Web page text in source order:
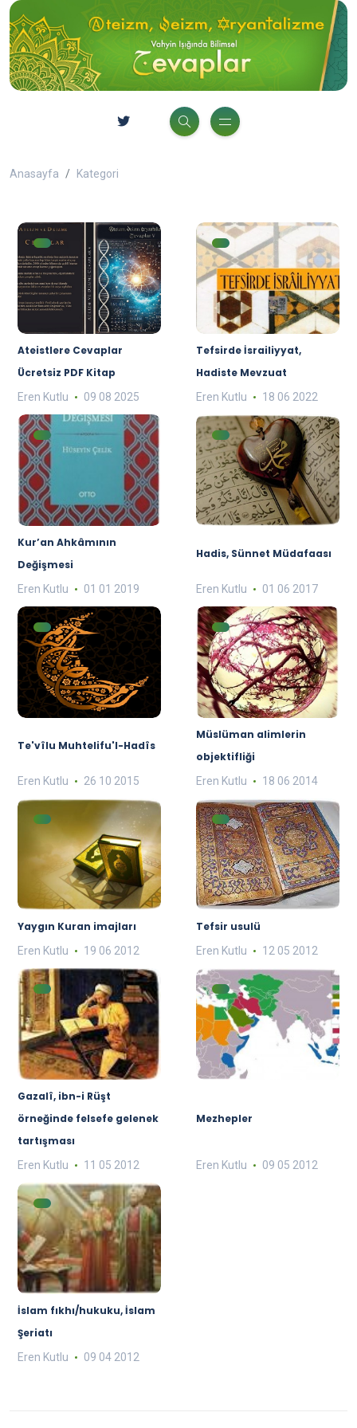
Anasayfa Kategori
Ateistlere Cevaplar
Ücretsiz PDF Kitap
Eren Kutlu 09 08 2025
Tefsirde İsrailiyyat,
Hadiste Mevzuat
Eren Kutlu 18 06 2022
Kur’an Ahkâmının
Değişmesi
Eren Kutlu 01 01 2019
Hadis, Sünnet Müdafaası
Eren Kutlu 01 06 2017
Te'vîlu Muhtelifu'l-Hadîs
Eren Kutlu 26 10 2015
Müslüman alimlerin
objektifliği
Eren Kutlu 18 06 2014
Yaygın Kuran imajları
Eren Kutlu 19 06 2012
Tefsir usulü
Eren Kutlu 12 05 2012
Gazalî, ibn-i Rüşt
örneğinde felsefe gelenek
tartışması
Eren Kutlu 11 05 2012
Mezhepler
Eren Kutlu 09 05 2012
İslam fıkhı/hukuku, İslam
Şeriatı
Eren Kutlu 09 04 2012